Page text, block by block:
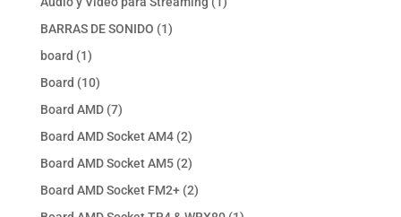
BARRAS DE SONIDO 11
board 11
producto
Board 1010
productos
Board AMD 77
productos
Board AMD Socket AM4 22
productos
Board AMD Socket AM5 22
productos
Board AMD Socket FM2+ 22
productos